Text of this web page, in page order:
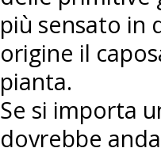
più sensato in
origine il
pianta.
Se si importa
dovrebbe